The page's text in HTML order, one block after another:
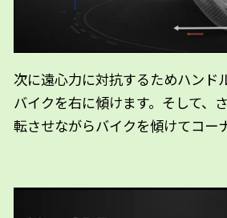
次に遠心力に対抗するためハンド
バイクを右に傾けます。そして、
転させながらバイクを傾けてコー